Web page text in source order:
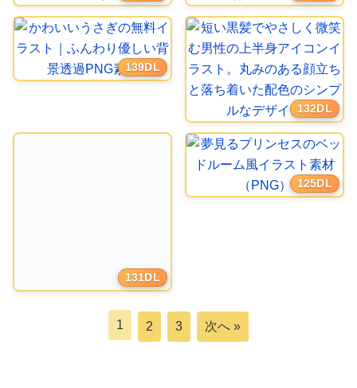
139DL
132DL
131DL
125DL
1 2 3 次へ »